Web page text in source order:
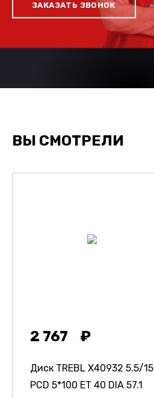
ЗАКАЗАТЬ ЗВОНОК
ВЫ СМОТРЕЛИ
2 767
Диск TREBL X40932 5.5/15
PCD 5*100 ET 40 DIA 57.1